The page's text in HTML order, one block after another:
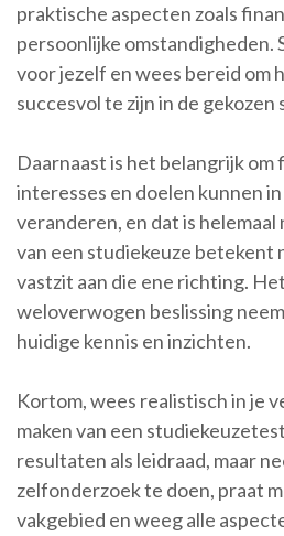
praktische aspecten zoals
persoonlijke omstandigheden.
voor jezelf en wees bereid om
succesvol te zijn in de
Daarnaast is het belangrijk
interesses en doelen kunnen
veranderen, en dat is helemaal
van een studiekeuze betekent
vastzit aan die ene richting.
weloverwogen beslissing
huidige kennis en inzichten.
Kortom, wees realistisch in je
maken van een
resultaten als leidraad, maar
zelfonderzoek te doen, praat
vakgebied en weeg alle